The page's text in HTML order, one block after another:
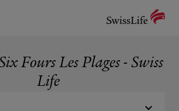
Fours Les Plages - Swiss
Life